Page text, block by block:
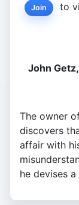
Join to
John
The owner
discovers
affair with
he devises